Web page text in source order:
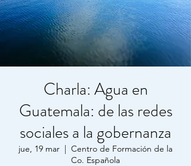
Charla: Agua en
Guatemala: de las redes
sociales a la gobernanza
jue, 19 mar
  |
Centro de Formación de la
Co. Española